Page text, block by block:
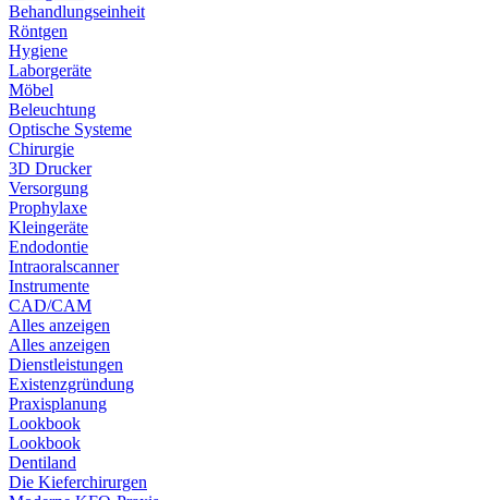
Behandlungseinheit
Röntgen
Hygiene
Laborgeräte
Möbel
Beleuchtung
Optische Systeme
Chirurgie
3D Drucker
Versorgung
Prophylaxe
Kleingeräte
Endodontie
Intraoralscanner
Instrumente
CAD/CAM
Alles anzeigen
Alles anzeigen
Dienstleistungen
Existenzgründung
Praxisplanung
Lookbook
Lookbook
Dentiland
Die Kieferchirurgen